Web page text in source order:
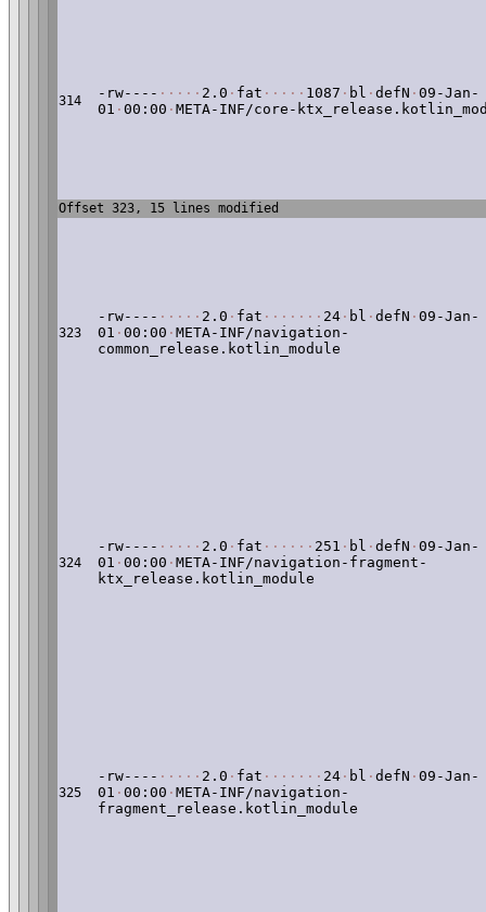
314 -rw---- · · · · · 2.0 · fat · · · · · 1087 · bl · defN · 09-Jan-
01 · 00:00 · META-INF/core-
Offset 323, 15 lines modified
323
-rw---- · · · · · 2.0 · fat · · · · · · · 24 · bl · defN · 09-Jan-
01 · 00:00 · META-INF/navigation-
common_release.kotlin_module
324
-rw---- · · · · · 2.0 · fat · · · · · · 251 · bl · defN · 09-Jan-
01 · 00:00 · META-INF/navigation-fragment-
ktx_release.kotlin_module
325
-rw---- · · · · · 2.0 · fat · · · · · · · 24 · bl · defN · 09-Jan-
01 · 00:00 · META-INF/navigation-
fragment_release.kotlin_module